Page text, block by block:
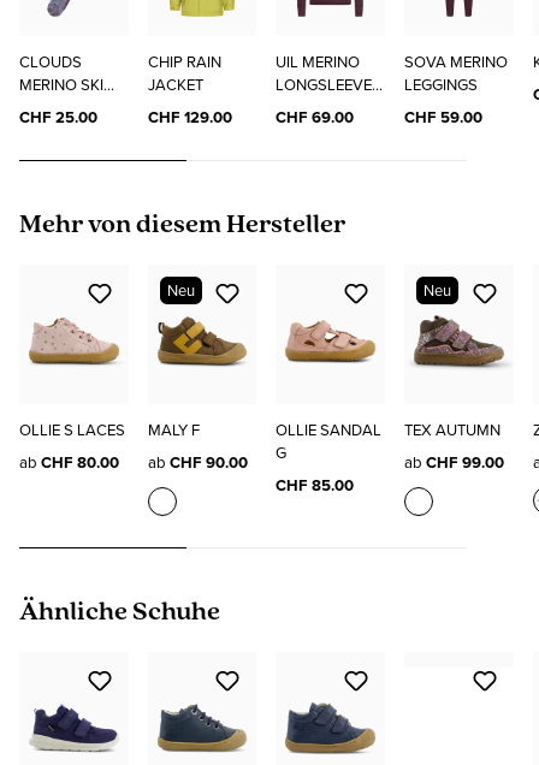
CLOUDS
MERINO SKI
SOCKS
CHF 25.00
CHIP RAIN
JACKET
CHF 129.00
UIL MERINO
LONGSLEEVE
"ELO"
CHF 69.00
SOVA MERINO
LEGGINGS
CHF 59.00
Produktgalerie überspringen
Mehr von diesem Hersteller
OLLIE S LACES
ab CHF 80.00
Neu
MALY F
ab CHF 90.00
OLLIE SANDAL
G
CHF 85.00
Neu
TEX AUTUMN
ab CHF 99.00
Produktgalerie überspringen
Ähnliche Schuhe